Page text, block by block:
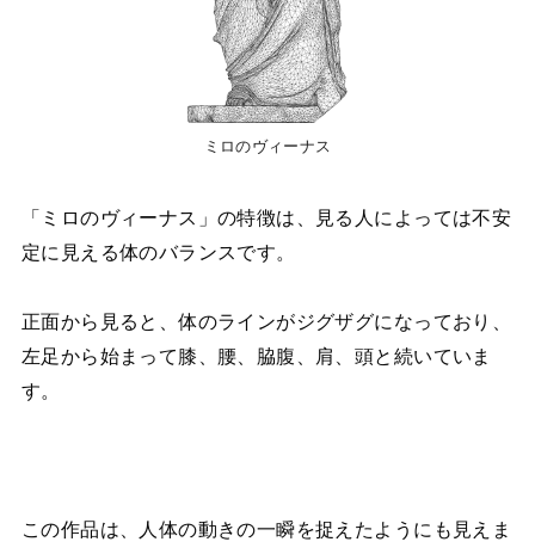
ミロのヴィーナス
「ミロのヴィーナス」の特徴は、見る人によっては不安
定に見える体のバランスです。
正面から見ると、体のラインがジグザグになっており、
左足から始まって膝、腰、脇腹、肩、頭と続いていま
す。
この作品は、人体の動きの一瞬を捉えたようにも見えま